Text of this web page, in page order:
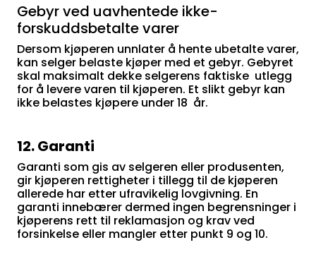
Gebyr ved uavhentede ikke-
forskuddsbetalte varer
Dersom kjøperen unnlater å hente ubetalte varer,
kan selger belaste kjøper med et gebyr. Gebyret
skal maksimalt dekke selgerens faktiske utlegg
for å levere varen til kjøperen. Et slikt gebyr kan
ikke belastes kjøpere under 18 år.
12. Garanti
Garanti som gis av selgeren eller produsenten,
gir kjøperen rettigheter i tillegg til de kjøperen
allerede har etter ufravikelig lovgivning. En
garanti innebærer dermed ingen begrensninger i
kjøperens rett til reklamasjon og krav ved
forsinkelse eller mangler etter punkt 9 og 10.